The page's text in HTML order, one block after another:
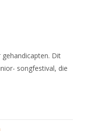
Dit
songfestival, die